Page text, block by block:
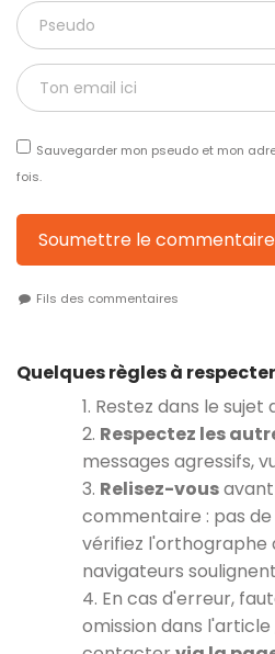
Sauvegarder mon pseudo et mon
fois.
Soumettre le commentaire
Fils des commentaires
Quelques règles à
1. Restez dans le
2. Respectez les
messages agressifs,
3. Relisez-vous
commentaire : pas de
vérifiez l'orthographe
navigateurs
4. En cas d'erreur,
omission dans